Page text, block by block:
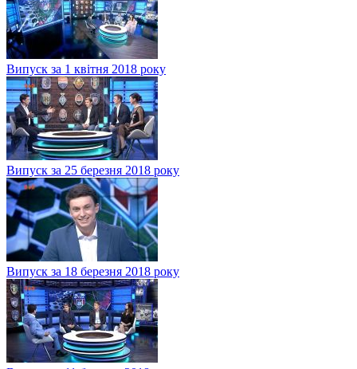
Випуск за 1 квітня 2018 року
Випуск за 25 березня 2018 року
Випуск за 18 березня 2018 року